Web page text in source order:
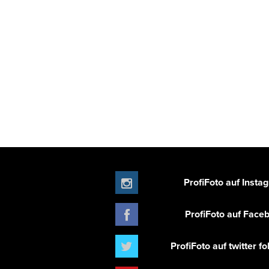
ProfiFoto auf
ProfiFoto auf
ProfiFoto auf twitter